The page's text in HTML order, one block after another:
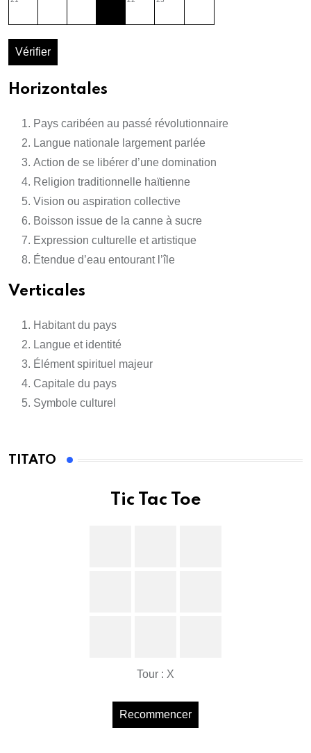
Vérifier
Horizontales
Pays caribéen au passé révolutionnaire
Langue nationale largement parlée
Action de se libérer d’une domination
Religion traditionnelle haïtienne
Vision ou aspiration collective
Boisson issue de la canne à sucre
Expression culturelle et artistique
Étendue d’eau entourant l’île
Verticales
Habitant du pays
Langue et identité
Élément spirituel majeur
Capitale du pays
Symbole culturel
TITATO
Tic Tac Toe
Tour : X
Recommencer